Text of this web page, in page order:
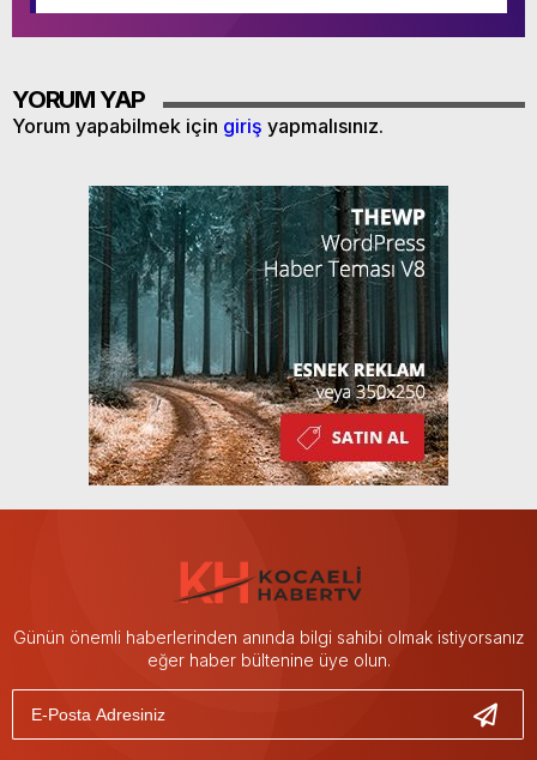
YORUM YAP
Yorum yapabilmek için giriş yapmalısınız.
Günün önemli haberlerinden anında bilgi sahibi olmak istiyorsanız
eğer haber bültenine üye olun.